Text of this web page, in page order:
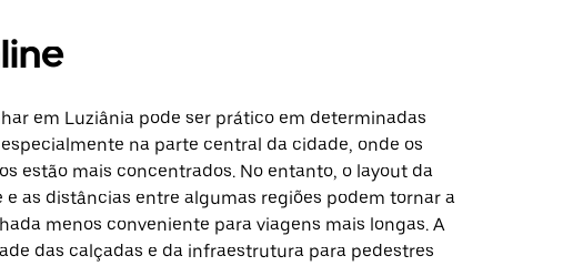
em Luziânia pode ser prático em determinadas
na parte central da cidade, onde os
estão mais concentrados. No entanto, o layout da
e as distâncias entre algumas regiões podem tornar a
menos conveniente para viagens mais longas. A
das calçadas e da infraestrutura para pedestres